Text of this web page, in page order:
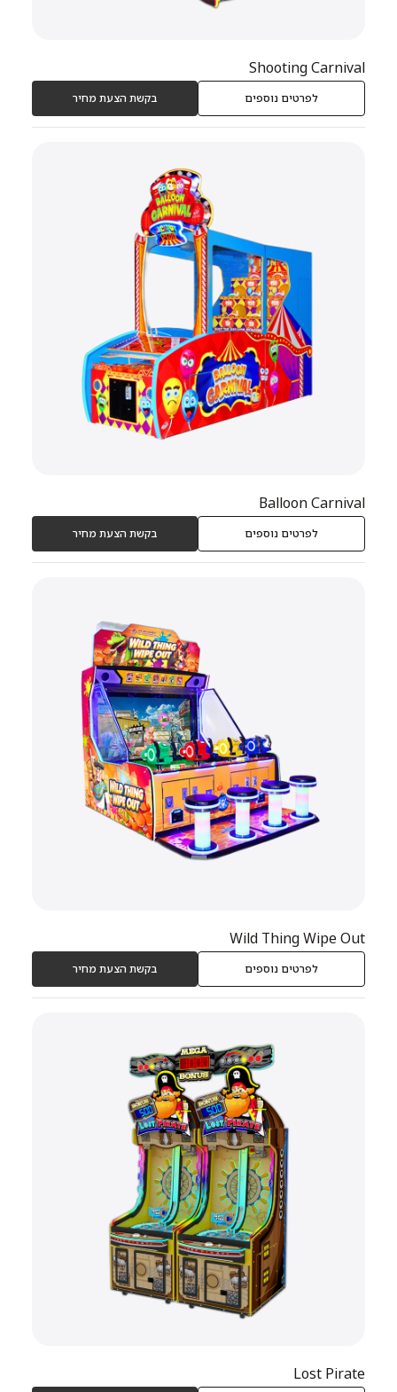
Shooting Carnival
לפרטים נוספים בקשת הצעת מחיר
Balloon Carnival
לפרטים נוספים בקשת הצעת מחיר
Wild Thing Wipe Out
לפרטים נוספים בקשת הצעת מחיר
Lost Pirate